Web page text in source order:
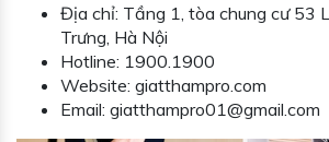
Địa chỉ: Tầng 1, tòa chung cư 53
Trưng, Hà Nội
Hotline: 1900.1900
Website: giatthampro.com
Email: giatthampro01@gmail.com